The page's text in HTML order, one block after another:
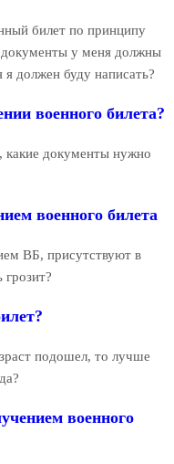
билет по принципу
документы у меня должны
я должен буду написать?
военного билета?
документы нужно
военного билета
ВБ, присутствуют в
грозит?
подошел, то лучше
военного